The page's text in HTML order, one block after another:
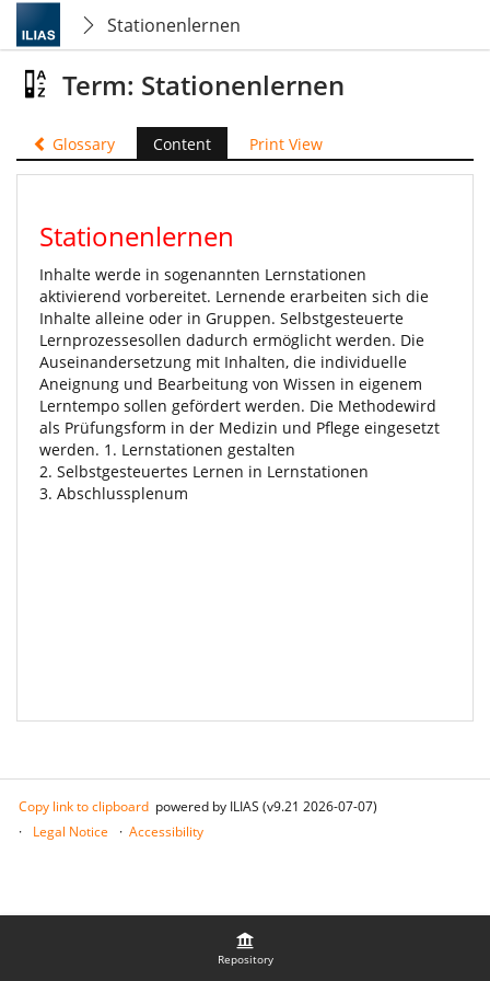
Stationenlernen
Repository
Term: Stationenlernen
Glossary Content Print View
Stationenlernen
Inhalte werde in sogenannten Lernstationen
aktivierend vorbereitet. Lernende erarbeiten sich die
Inhalte alleine oder in Gruppen. Selbstgesteuerte
Lernprozessesollen dadurch ermöglicht werden. Die
Auseinandersetzung mit Inhalten, die individuelle
Aneignung und Bearbeitung von Wissen in eigenem
Lerntempo sollen gefördert werden. Die Methodewird
als Prüfungsform in der Medizin und Pflege eingesetzt
werden. 1. Lernstationen gestalten
2. Selbstgesteuertes Lernen in Lernstationen
3. Abschlussplenum
Copy link to clipboard powered by ILIAS (v9.21 2026-07-07)
Legal Notice
Accessibility